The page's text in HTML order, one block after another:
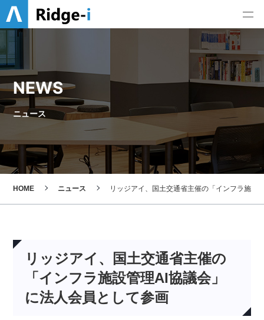
NEWS
ニュース
HOME ニュース リッジアイ、国土交通省主催の「インフラ施設
リッジアイ、国土交通省主催の
「インフラ施設管理AI協議会」
に法人会員として参画